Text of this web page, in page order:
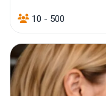
10 - 500